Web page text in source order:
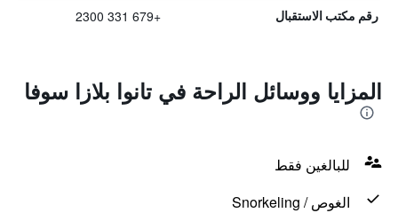
رقم مكتب الاستقبال +679 331 2300
المزايا ووسائل الراحة في تانوا بلازا سوفا
للبالغين فقط
الغوص / Snorkeling